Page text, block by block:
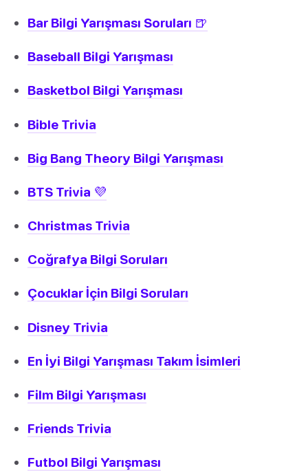
Bar Bilgi Yarışması Soruları 🍺
Baseball Bilgi Yarışması
Basketbol Bilgi Yarışması
Bible Trivia
Big Bang Theory Bilgi Yarışması
BTS Trivia 💜
Christmas Trivia
Coğrafya Bilgi Soruları
Çocuklar İçin Bilgi Soruları
Disney Trivia
En İyi Bilgi Yarışması Takım İsimleri
Film Bilgi Yarışması
Friends Trivia
Futbol Bilgi Yarışması